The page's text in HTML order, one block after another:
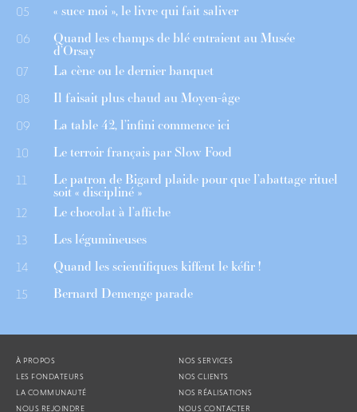
05 « suce moi », le livre qui fait saliver
06 Quand les champs de blé entraient au Musée
d’Orsay
07 La cène ou le dernier banquet
08 Il faisait plus chaud au Moyen-âge
09 La table 42, l’infini commence ici
10 Le terroir français par Slow Food
11 Le patron de Bigard plaide pour que l’abattage rituel
soit « discipliné »
12 Le chocolat à l’affiche
13 Les légumineuses
14 Quand les scientifiques kiffent le kéfir !
15 Bernard Demenge parade
À PROPOS
LES FONDATEURS
LA COMMUNAUTÉ
NOUS REJOINDRE
NOS SERVICES
NOS CLIENTS
NOS RÉALISATIONS
NOUS CONTACTER